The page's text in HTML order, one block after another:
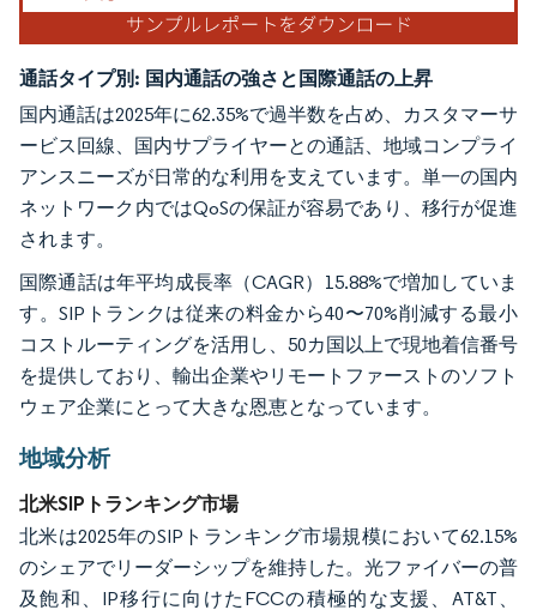
通話タイプ別: 国内通話の強さと国際通話の上昇
国内通話は2025年に62.35%で過半数を占め、カスタマーサ
ービス回線、国内サプライヤーとの通話、地域コンプライ
アンスニーズが日常的な利用を支えています。単一の国内
ネットワーク内ではQoSの保証が容易であり、移行が促進
されます。
国際通話は年平均成長率（CAGR）15.88%で増加していま
す。SIPトランクは従来の料金から40〜70%削減する最小
コストルーティングを活用し、50カ国以上で現地着信番号
を提供しており、輸出企業やリモートファーストのソフト
ウェア企業にとって大きな恩恵となっています。
地域分析
北米SIPトランキング市場
北米は2025年のSIPトランキング市場規模において62.15%
のシェアでリーダーシップを維持した。光ファイバーの普
及飽和、IP移行に向けたFCCの積極的な支援、AT&T、